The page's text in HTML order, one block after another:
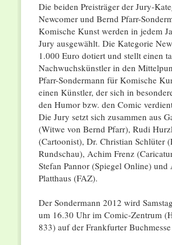
Die beiden Preisträger der Jury-
Newcomer und Bernd Pfarr-
Komische Kunst werden in jedem
Jury ausgewählt. Die Kategorie
1.000 Euro dotiert und stellt einen
Nachwuchskünstler in den
Pfarr-Sondermann für Komische
einen Künstler, der sich in
den Humor bzw. den Comic
Die Jury setzt sich zusammen aus
(Witwe von Bernd Pfarr), Rudi
(Cartoonist), Dr. Christian Schlüter
Rundschau), Achim Frenz
Stefan Pannor (Spiegel Online) und
Platthaus (FAZ).
Der Sondermann 2012 wird
um 16.30 Uhr im Comic-Zentrum
833) auf der Frankfurter